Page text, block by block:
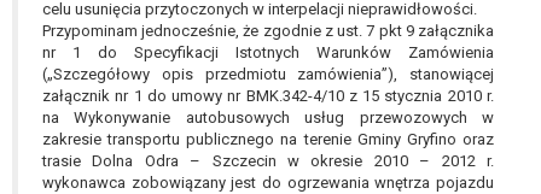
celu usunięcia przytoczonych w interpelacji nieprawidłowości.
Przypominam jednocześnie, że zgodnie z ust. 7 pkt 9 załącznika
nr 1 do Specyfikacji Istotnych Warunków Zamówienia
(„Szczegółowy opis przedmiotu zamówienia”), stanowiącej
załącznik nr 1 do umowy nr BMK.342-4/10 z 15 stycznia 2010 r.
na Wykonywanie autobusowych usług przewozowych w
zakresie transportu publicznego na terenie Gminy Gryfino oraz
trasie Dolna Odra – Szczecin w okresie 2010 – 2012 r.
wykonawca zobowiązany jest do ogrzewania wnętrza pojazdu